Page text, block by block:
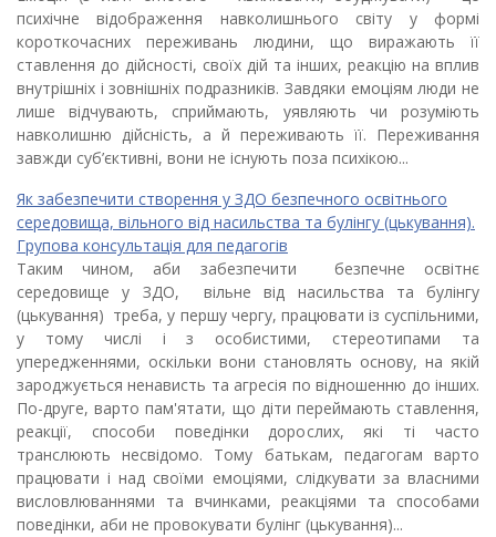
психічне відображення навколишнього світу у формі
короткочасних переживань людини, що виражають її
ставлення до дійсності, своїх дій та інших, реакцію на вплив
внутрішніх і зовнішніх подразників. Завдяки емоціям люди не
лише відчувають, сприймають, уявляють чи розуміють
навколишню дійсність, а й переживають її. Переживання
завжди суб’єктивні, вони не існують поза психікою...
Як забезпечити створення у ЗДО безпечного освітнього
середовища, вільного від насильства та булінгу (цькування).
Групова консультація для педагогів
Таким чином, аби забезпечити безпечне освітнє
середовище у ЗДО, вільне від насильства та булінгу
(цькування) треба, у першу чергу, працювати із суспільними,
у тому числі і з особистими, стереотипами та
упередженнями, оскільки вони становлять основу, на якій
зароджується ненависть та агресія по відношенню до інших.
По-друге, варто пам'ятати, що діти переймають ставлення,
реакції, способи поведінки дорослих, які ті часто
транслюють несвідомо. Тому батькам, педагогам варто
працювати і над своїми емоціями, слідкувати за власними
висловлюваннями та вчинками, реакціями та способами
поведінки, аби не провокувати булінг (цькування)...